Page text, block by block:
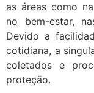
as áreas como
no bem-estar,
Devido a
cotidiana, a
coletados e
proteção.